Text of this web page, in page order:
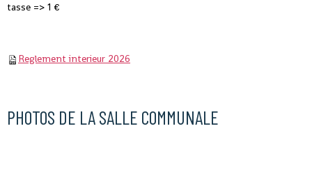
tasse => 1 €
Reglement interieur 2026
PHOTOS DE LA SALLE COMMUNALE